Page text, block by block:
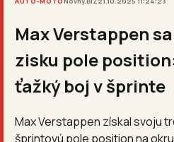
Max Verstappen
zisku pole
ťažký boj v šprinte
Max Verstappen získal svoju
šprintovú pole position na